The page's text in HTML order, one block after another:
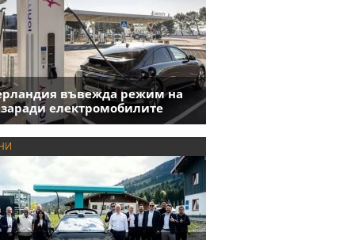
въвежда режим на
заради електромобилите